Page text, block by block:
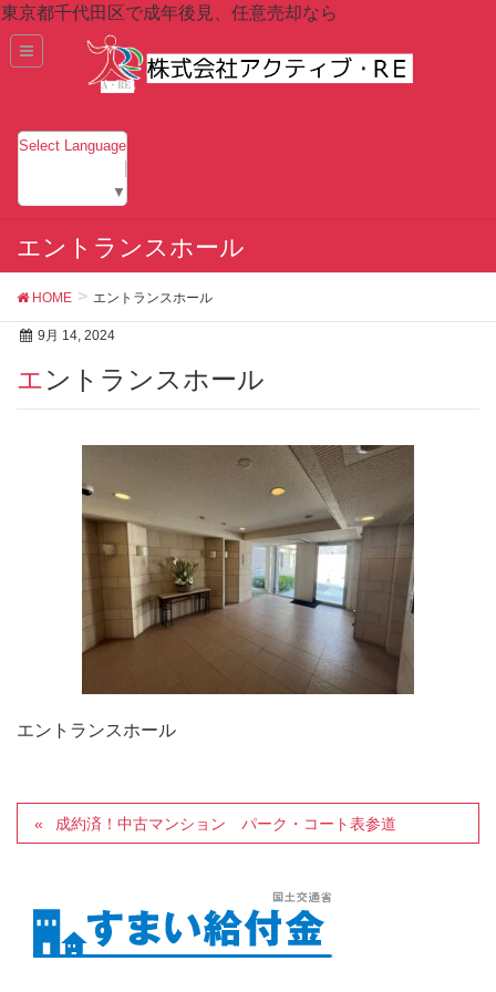
東京都千代田区で成年後見、任意売却なら
Select Language
▼
エントランスホール
HOME エントランスホール
9月 14, 2024
エントランスホール
エントランスホール
成約済！中古マンション パーク・コート表参道